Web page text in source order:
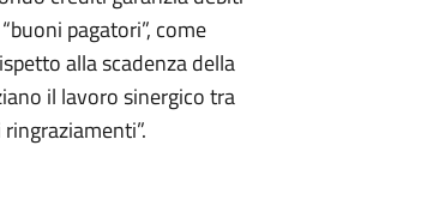
pagatori”, come
alla scadenza della
il lavoro sinergico tra